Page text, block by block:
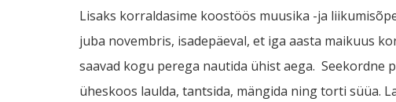
Lisaks korraldasime koostöös muusika -ja
juba novembris, isadepäeval, et iga aasta maikuus
saavad kogu perega nautida ühist aega. Seekordne
üheskoos laulda, tantsida, mängida ning torti süüa.